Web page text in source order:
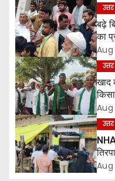
a
t
i
o
n
बढ़े
का
ज्ञापन
खाद